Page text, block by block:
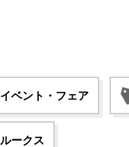
イベント・フェア
ルークス